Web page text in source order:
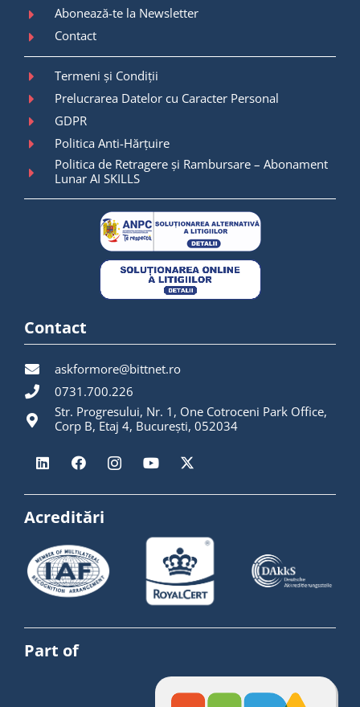
Abonează-te la Newsletter
Contact
Termeni și Condiții
Prelucrarea Datelor cu Caracter Personal
GDPR
Politica Anti-Hărțuire
Politica de Retragere și Rambursare – Abonament
Lunar AI SKILLS
Contact
askformore@bittnet.ro
0731.700.226
Str. Progresului, Nr. 1, One Cotroceni Park Office,
Corp B, Etaj 4, București, 052034
Acreditări
Part of